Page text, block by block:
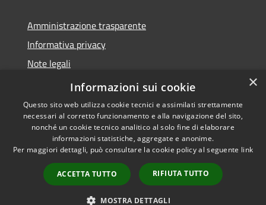
Amministrazione trasparente
Informativa privacy
Note legali
Dichiarazione di accessibilità
Accessibilità
Copyright © 2026 • Comune di
Lazzate • Powered by
Municipium•
Accesso
redazione
×
Informazioni sui cookie
Questo sito web utilizza cookie tecnici e assimilati strettamente
necessari al corretto funzionamento e alla navigazione del sito,
nonché un cookie tecnico analitico al solo fine di elaborare
informazioni statistiche, aggregate e anonime.
Per maggiori dettagli, può consultare la cookie policy al seguente link
ACCETTA TUTTO RIFIUTA TUTTO
MOSTRA DETTAGLI